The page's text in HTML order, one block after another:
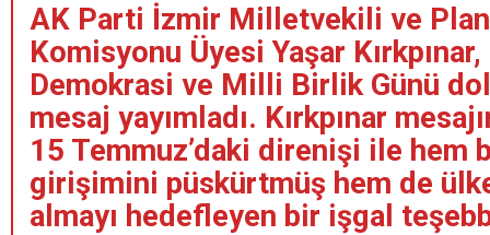
AK Parti İzmir Milletvekili ve
Komisyonu Üyesi Yaşar
Demokrasi ve Milli Birlik Günü
mesaj yayımladı. Kırkpınar
15 Temmuz’daki direnişi ile hem
girişimini püskürtmüş hem de
almayı hedefleyen bir işgal